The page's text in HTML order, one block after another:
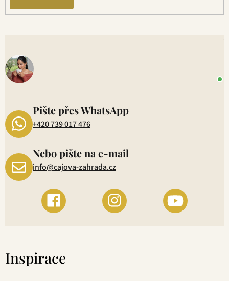
Pište přes WhatsApp
+420 739 017 476
Nebo pište na e-mail
info@cajova-zahrada.cz
Inspirace